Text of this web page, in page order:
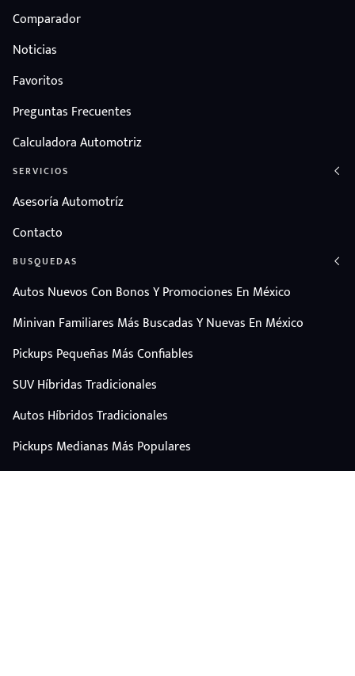
Comparador
Noticias
Favoritos
Preguntas Frecuentes
Calculadora Automotriz
SERVICIOS
Asesoría Automotríz
Contacto
BUSQUEDAS
Autos Nuevos Con Bonos Y Promociones En México
Minivan Familiares Más Buscadas Y Nuevas En México
Pickups Pequeñas Más Confiables
SUV Híbridas Tradicionales
Autos Híbridos Tradicionales
Pickups Medianas Más Populares
Autos Y Camionetas Con Mejor Valor De Reventa